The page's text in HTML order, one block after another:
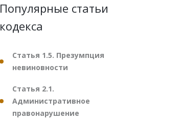
Популярные статьи
кодекса
Статья 1.5. Презумпция
невиновности
Статья 2.1.
Административное
правонарушение